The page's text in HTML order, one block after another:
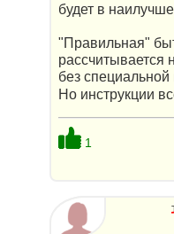
будет в
"Правильная"
рассчитывается
без специальной
Но инструкции
1